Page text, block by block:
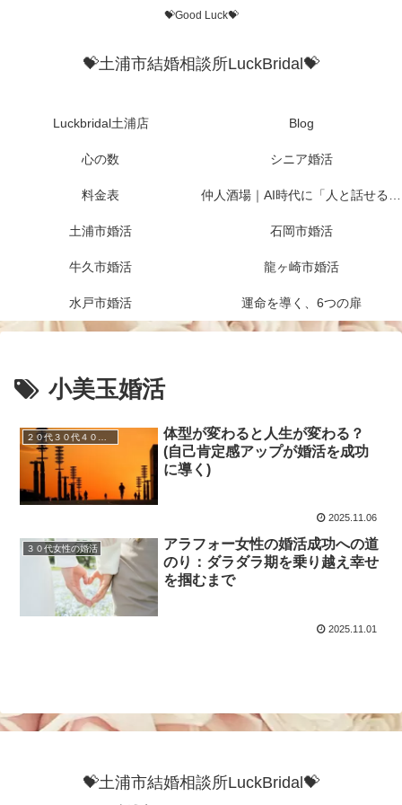
💝Good Luck💝
💝土浦市結婚相談所LuckBridal💝
Luckbridal土浦店 Blog
心の数 シニア婚活
料金表 仲人酒場｜AI時代に「人と話せる場所」を作りたかった
土浦市婚活 石岡市婚活
牛久市婚活 龍ヶ崎市婚活
水戸市婚活 運命を導く、6つの扉
小美玉婚活
体型が変わると人生が変わる？
(自己肯定感アップが婚活を成功
に導く)
2025.11.06
３０代女性の婚活
アラフォー女性の婚活成功への道
のり：ダラダラ期を乗り越え幸せ
を掴むまで
2025.11.01
💝土浦市結婚相談所LuckBridal💝